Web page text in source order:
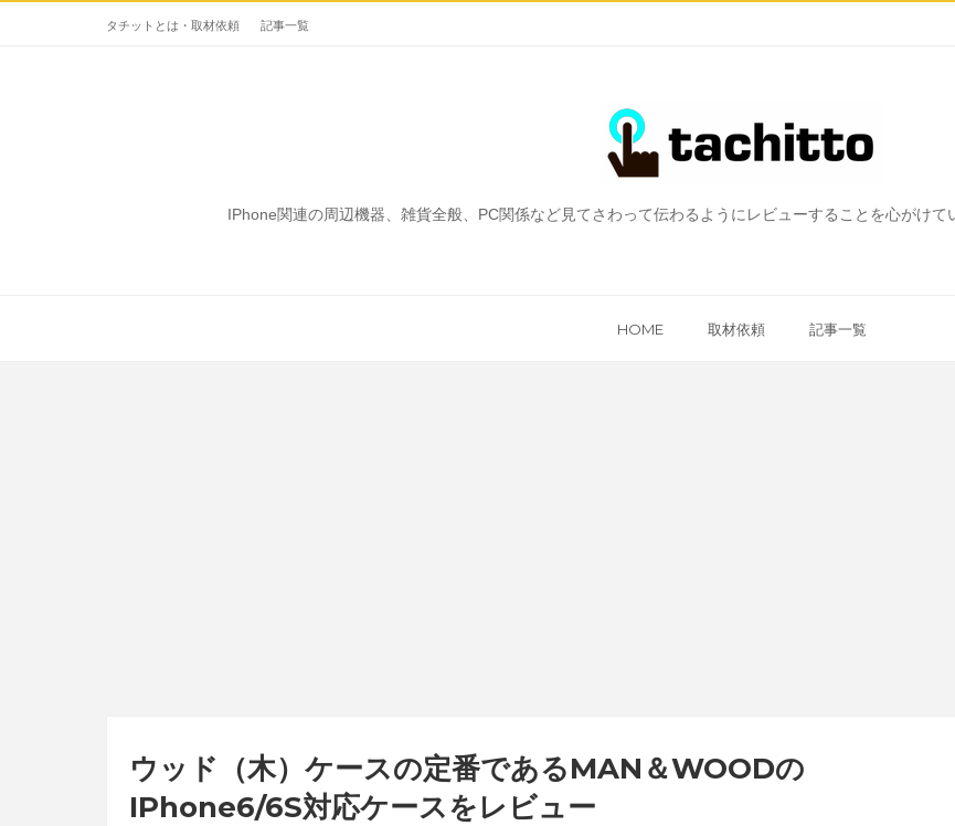
タチットとは・取材依頼 記事一覧
IPhone関連の周辺機器、雑貨全般、PC関係など見てさわって伝わるようにレビューすることを心がけて
HOME 取材依頼 記事一覧
ウッド（木）ケースの定番であるMAN＆WOODの
IPhone6/6S対応ケースをレビュー